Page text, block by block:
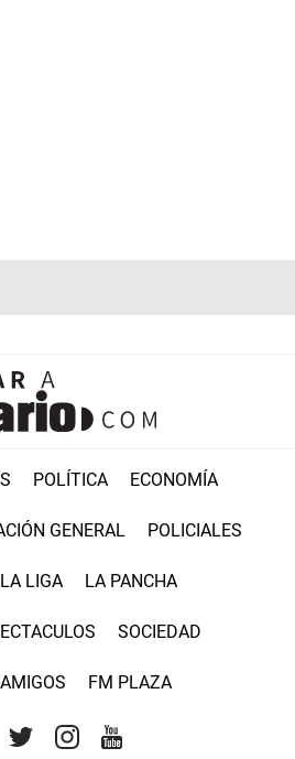
POLÍTICA ECONOMÍA
GENERAL POLICIALES
LA LIGA LA PANCHA
SOCIEDAD
FM PLAZA